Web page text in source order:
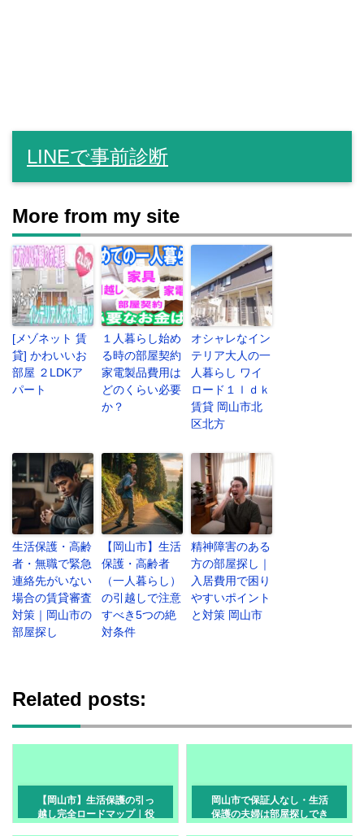
LINEで事前診断
More from my site
[メゾネット 賃
貸] かわいいお
部屋 ２LDKア
パート
１人暮らし始め
る時の部屋契約
家電製品費用は
どのくらい必要
か？
オシャレなイン
テリア大人の一
人暮らし ワイ
ロード１ｌｄｋ
賃貸 岡山市北
区北方
生活保護・高齢
者・無職で緊急
連絡先がいない
場合の賃貸審査
対策｜岡山市の
部屋探し
【岡山市】生活
保護・高齢者
（一人暮らし）
の引越しで注意
すべき5つの絶
対条件
精神障害のある
方の部屋探し｜
入居費用で困り
やすいポイント
と対策 岡山市
Related posts:
【岡山市】生活保護の引っ
越し完全ロードマップ｜役
岡山市で保証人なし・生活
保護の夫婦は部屋探しでき